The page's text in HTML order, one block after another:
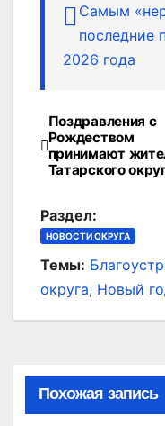
Самым
последние
2026 года
Навигация
по
записям
Поздравления с
Рождеством
принимают
Татарского
Раздел:
НОВОСТИ ОКРУГА
Темы:
округа, Новый
Похожая запись